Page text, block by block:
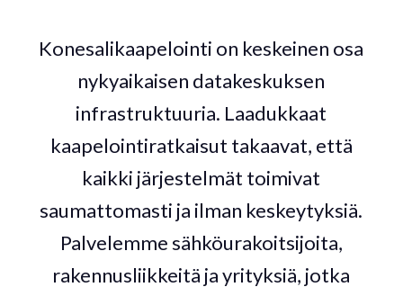
Konesalikaapelointi on keskeinen osa
nykyaikaisen datakeskuksen
infrastruktuuria. Laadukkaat
kaapelointiratkaisut takaavat, että
kaikki järjestelmät toimivat
saumattomasti ja ilman keskeytyksiä.
Palvelemme sähköurakoitsijoita,
rakennusliikkeitä ja yrityksiä, jotka